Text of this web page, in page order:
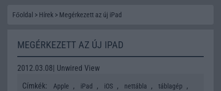
Főoldal > Hírek > Megérkezett az új iPad
MEGÉRKEZETT AZ ÚJ IPAD
2012.03.08| Unwired View
Címkék:
Apple , iPad , iOS , nettábla , táblagép ,